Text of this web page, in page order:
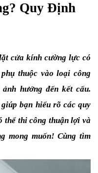
Quy Định
cửa kính cường lực có
thuộc vào loại công
hưởng đến kết cấu.
bạn hiểu rõ các quy
thể thi công thuận lợi và
mong muốn! Cùng tìm